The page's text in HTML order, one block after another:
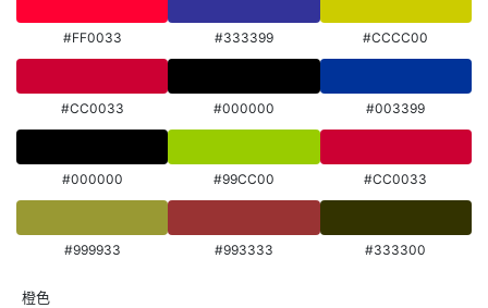
#FF0033 #333399 #CCCC00
#CC0033 #000000 #003399
#000000 #99CC00 #CC0033
#999933 #993333 #333300
橙色